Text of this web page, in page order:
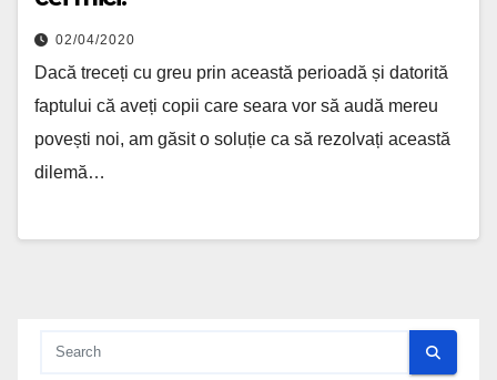
02/04/2020
Dacă treceți cu greu prin această perioadă și datorită
faptului că aveți copii care seara vor să audă mereu
povești noi, am găsit o soluție ca să rezolvați această
dilemă…